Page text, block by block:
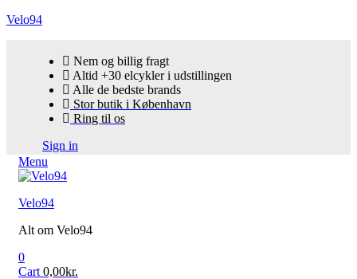
Velo94
Nem og billig fragt
Altid +30 elcykler i udstillingen
Alle de bedste brands
Stor butik i København
Ring til os
Sign in
Menu
Velo94
Alt om Velo94
0
Cart 0,00kr.